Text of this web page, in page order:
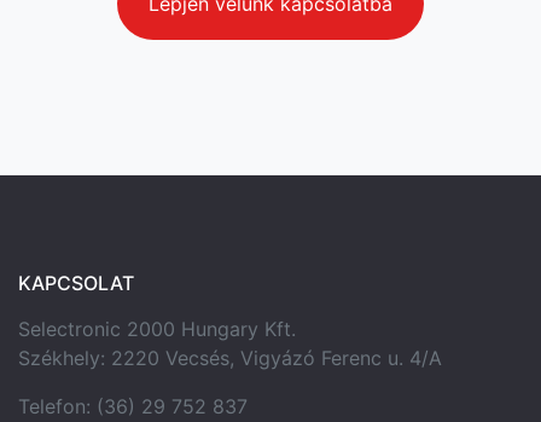
KAPCSOLAT
Selectronic 2000 Hungary Kft.
Székhely: 2220 Vecsés, Vigyázó Ferenc u. 4/A
Telefon: (36) 29 752 837